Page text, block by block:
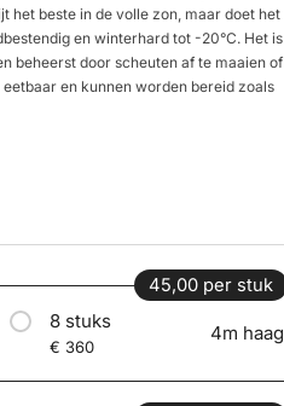
het beste in de volle zon, maar doet het
en winterhard tot -20°C. Het is
beheerst door scheuten af te maaien of
en kunnen worden bereid zoals
45,00 per stuk
8 stuks
€ 360
4m haag